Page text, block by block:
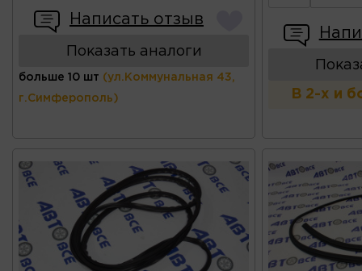
Написать отзыв
Показать аналоги
больше 10 шт (ул.Коммунальная 43,
г.Симферополь) В 2-х и